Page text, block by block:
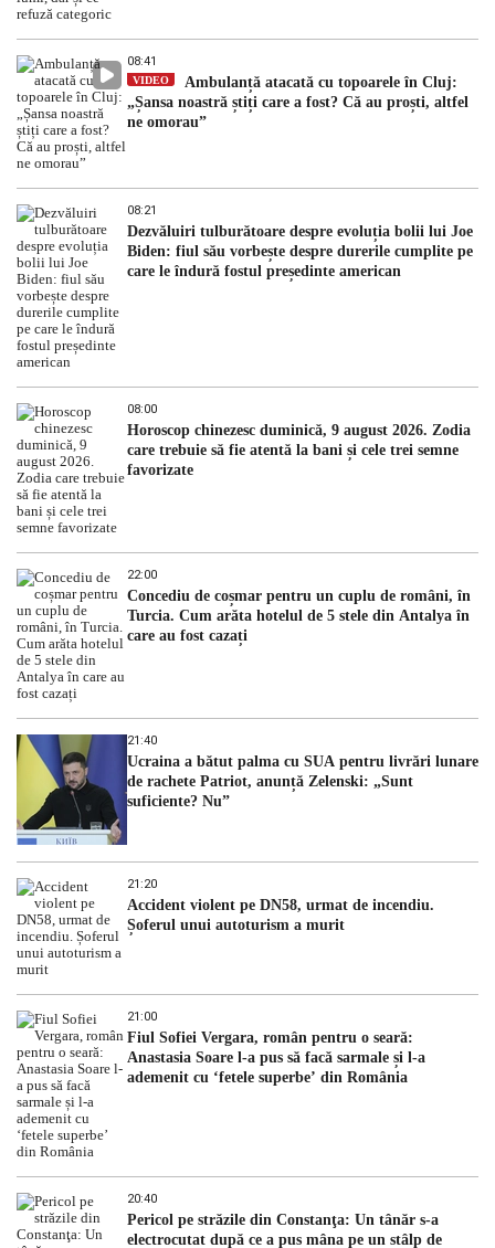
08:41
VIDEO
Ambulanță atacată cu topoarele în Cluj:
„Șansa noastră știți care a fost? Că au proști, altfel
ne omorau”
08:21
Dezvăluiri tulburătoare despre evoluția bolii lui Joe
Biden: fiul său vorbește despre durerile cumplite pe
care le îndură fostul președinte american
08:00
Horoscop chinezesc duminică, 9 august 2026. Zodia
care trebuie să fie atentă la bani și cele trei semne
favorizate
22:00
Concediu de coșmar pentru un cuplu de români, în
Turcia. Cum arăta hotelul de 5 stele din Antalya în
care au fost cazați
21:40
Ucraina a bătut palma cu SUA pentru livrări lunare
de rachete Patriot, anunță Zelenski: „Sunt
suficiente? Nu”
21:20
Accident violent pe DN58, urmat de incendiu.
Șoferul unui autoturism a murit
21:00
Fiul Sofiei Vergara, român pentru o seară:
Anastasia Soare l-a pus să facă sarmale și l-a
ademenit cu ‘fetele superbe’ din România
20:40
Pericol pe străzile din Constanţa: Un tânăr s-a
electrocutat după ce a pus mâna pe un stâlp de